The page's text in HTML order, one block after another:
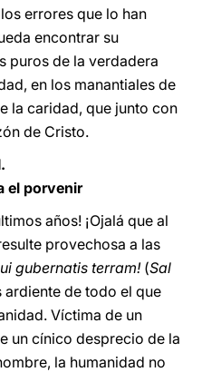
errores que lo han
encontrar su
puros de la verdadera
en los manantiales de
la caridad, que junto con
de Cristo.
el porvenir
años! ¡Ojalá que al
provechosa a las
gubernatis terram!(Sal
ardiente de todo el que
Víctima de un
un cínico desprecio de la
la humanidad no